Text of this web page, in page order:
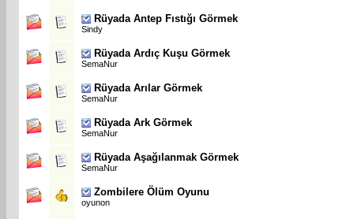
Rüyada Antep Fıstığı Görmek
Sindy
Rüyada Ardıç Kuşu Görmek
SemaNur
Rüyada Arılar Görmek
SemaNur
Rüyada Ark Görmek
SemaNur
Rüyada Aşağılanmak Görmek
SemaNur
Zombilere Ölüm Oyunu
oyunon